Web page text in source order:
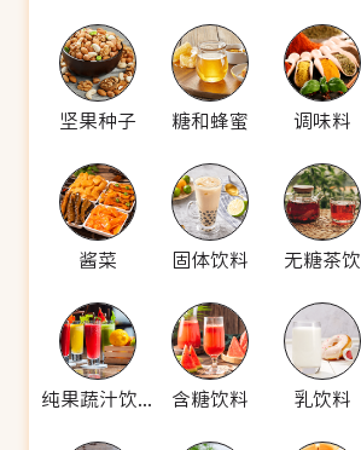
坚果种子 糖和蜂蜜 调味料
酱菜 固体饮料 无糖茶饮
纯果蔬汁饮料 含糖饮料 乳饮料